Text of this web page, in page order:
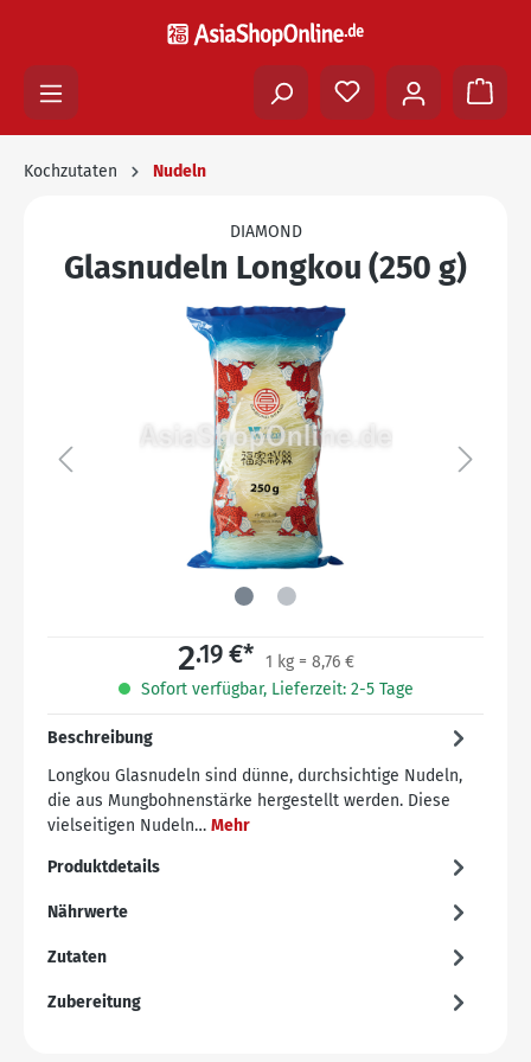
Kochzutaten Nudeln
DIAMOND
Glasnudeln Longkou (250 g)
2.19 €*
1 kg = 8,76 €
Sofort verfügbar, Lieferzeit: 2-5 Tage
Beschreibung
Longkou Glasnudeln sind dünne, durchsichtige Nudeln,
die aus Mungbohnenstärke hergestellt werden. Diese
vielseitigen Nudeln… Mehr
Produktdetails
Nährwerte
Zutaten
Zubereitung